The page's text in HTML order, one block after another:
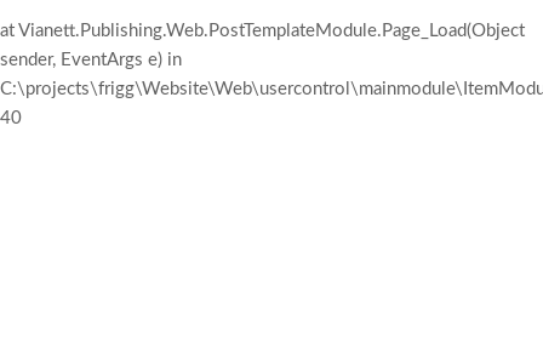
at Vianett.Publishing.Web.PostTemplateModule.Page_Load(Object
sender, EventArgs e) in
40